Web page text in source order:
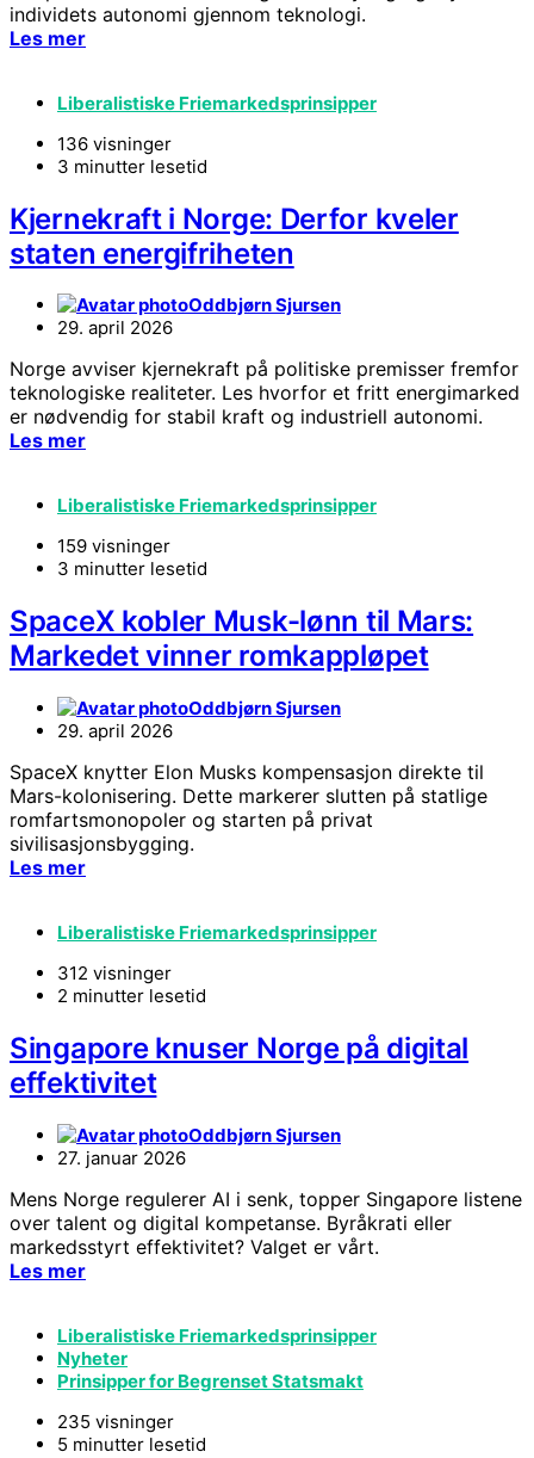
individets autonomi gjennom teknologi.
Les mer
Liberalistiske Friemarkedsprinsipper
136 visninger
3 minutter lesetid
Kjernekraft i Norge: Derfor kveler
staten energifriheten
Oddbjørn Sjursen
29. april 2026
Norge avviser kjernekraft på politiske premisser fremfor
teknologiske realiteter. Les hvorfor et fritt energimarked
er nødvendig for stabil kraft og industriell autonomi.
Les mer
Liberalistiske Friemarkedsprinsipper
159 visninger
3 minutter lesetid
SpaceX kobler Musk-lønn til Mars:
Markedet vinner romkappløpet
Oddbjørn Sjursen
29. april 2026
SpaceX knytter Elon Musks kompensasjon direkte til
Mars-kolonisering. Dette markerer slutten på statlige
romfartsmonopoler og starten på privat
sivilisasjonsbygging.
Les mer
Liberalistiske Friemarkedsprinsipper
312 visninger
2 minutter lesetid
Singapore knuser Norge på digital
effektivitet
Oddbjørn Sjursen
27. januar 2026
Mens Norge regulerer AI i senk, topper Singapore listene
over talent og digital kompetanse. Byråkrati eller
markedsstyrt effektivitet? Valget er vårt.
Les mer
Liberalistiske Friemarkedsprinsipper
Nyheter
Prinsipper for Begrenset Statsmakt
235 visninger
5 minutter lesetid